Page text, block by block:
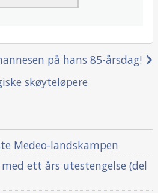
på hans 85-årsdag!
skøyteløpere
Medeo-landskampen
ett års utestengelse (del